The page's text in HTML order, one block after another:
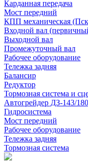
Карданная передача
Мост передний
КПП механическая
Входной вал
Выходной вал
Промежуточный вал
Рабочее оборудование
Тележка задняя
Балансир
Редуктор
Тормозная система и
Автогрейдер ДЗ-143/
Гидросистема
Мост передний
Рабочее оборудование
Тележка задняя
Тормозная система